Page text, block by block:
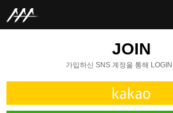
JOIN
가입하신 SNS 계정을 통해